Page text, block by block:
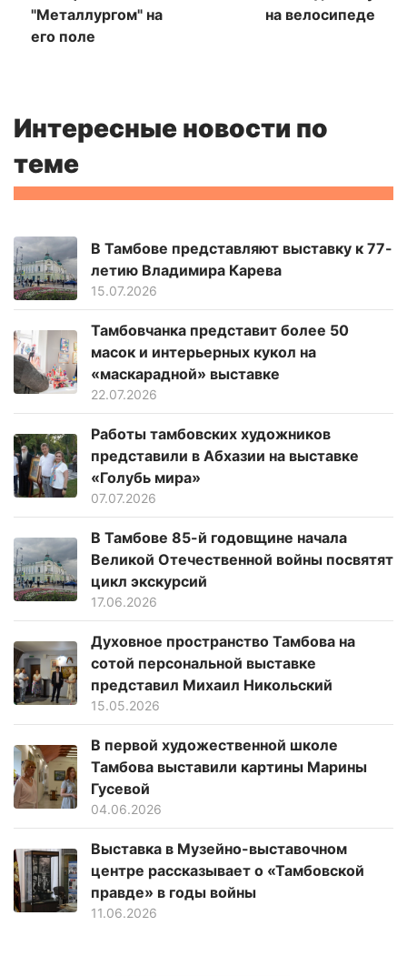
"Металлургом" на
его поле
на велосипеде
Интересные новости по
теме
В Тамбове представляют выставку к 77-
летию Владимира Карева
15.07.2026
Тамбовчанка представит более 50
масок и интерьерных кукол на
«маскарадной» выставке
22.07.2026
Работы тамбовских художников
представили в Абхазии на выставке
«Голубь мира»
07.07.2026
В Тамбове 85-й годовщине начала
Великой Отечественной войны посвятят
цикл экскурсий
17.06.2026
Духовное пространство Тамбова на
сотой персональной выставке
представил Михаил Никольский
15.05.2026
В первой художественной школе
Тамбова выставили картины Марины
Гусевой
04.06.2026
Выставка в Музейно-выставочном
центре рассказывает о «Тамбовской
правде» в годы войны
11.06.2026